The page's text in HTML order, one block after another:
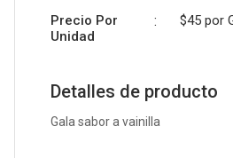
Precio Por
Unidad
: $45 por
Detalles de producto
Gala sabor a vainilla